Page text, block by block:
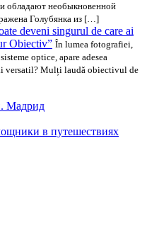
обладают необыкновенной
Голубянка из […]
deveni singurul de care ai
Obiectiv” În lumea fotografiei,
optice, apare adesea
versatil? Mulți laudă obiectivul de
Мадрид
в путешествиях